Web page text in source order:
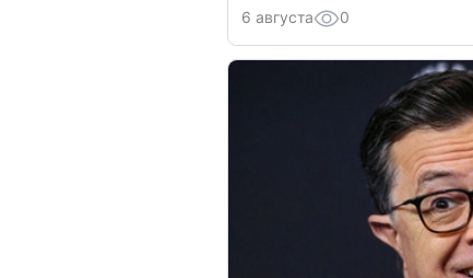
6 августа 0